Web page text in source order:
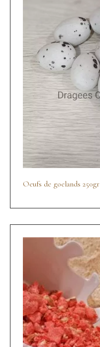
Oeufs de goelands 250gr